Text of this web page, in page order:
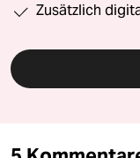
Zusätzlich